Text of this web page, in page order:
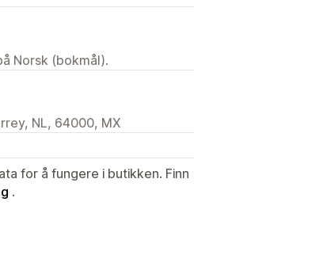
Norsk (bokmål).
NL, 64000, MX
for å fungere i butikken. Finn
.